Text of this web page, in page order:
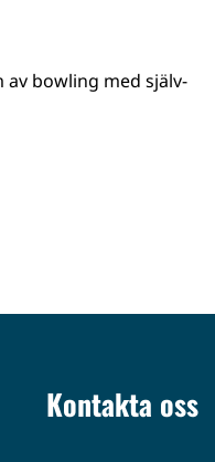
av bowling med själv­
Kontakta oss